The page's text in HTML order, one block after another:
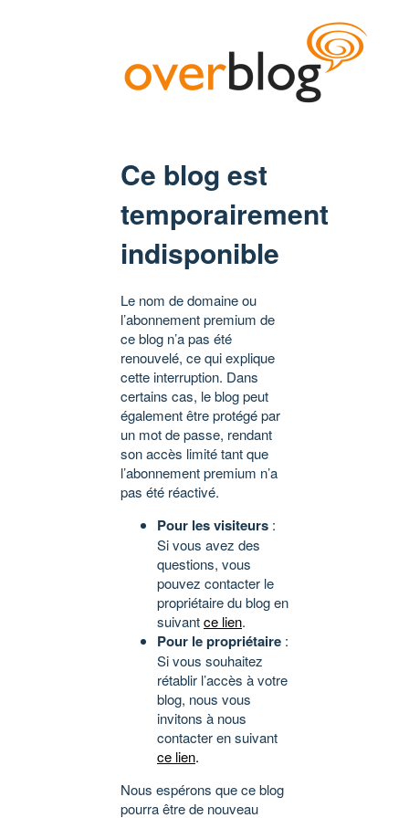
Ce blog est
temporairement
indisponible
Le nom de domaine ou
l’abonnement premium de
ce blog n’a pas été
renouvelé, ce qui explique
cette interruption. Dans
certains cas, le blog peut
également être protégé par
un mot de passe, rendant
son accès limité tant que
l’abonnement premium n’a
pas été réactivé.
Pour les visiteurs :
Si vous avez des
questions, vous
pouvez contacter le
propriétaire du blog en
suivantce lien.
Pour le propriétaire :
Si vous souhaitez
rétablir l’accès à votre
blog, nous vous
invitons à nous
contacter en suivant
ce lien.
Nous espérons que ce blog
pourra être de nouveau